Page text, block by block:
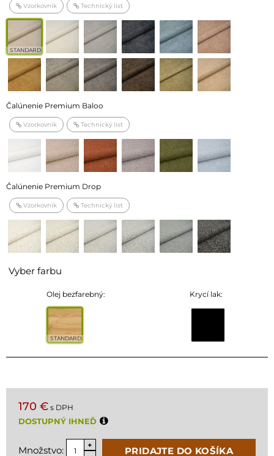
Vzorkovník Technický list
STANDARD
Čalúnenie Premium Baloo
Vzorkovník Technický list
Čalúnenie Premium Drop
Vzorkovník Technický list
Vyber farbu
Olej bezfarebný:
STANDARD
Krycí lak:
170 € s DPH
DOSTUPNÝ IHNEĎ
Množstvo: PRIDAJTE DO KOŠÍKA